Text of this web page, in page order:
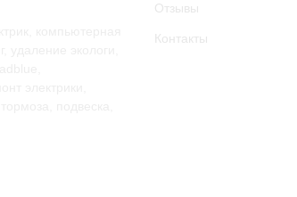
Отзывы
Контакты